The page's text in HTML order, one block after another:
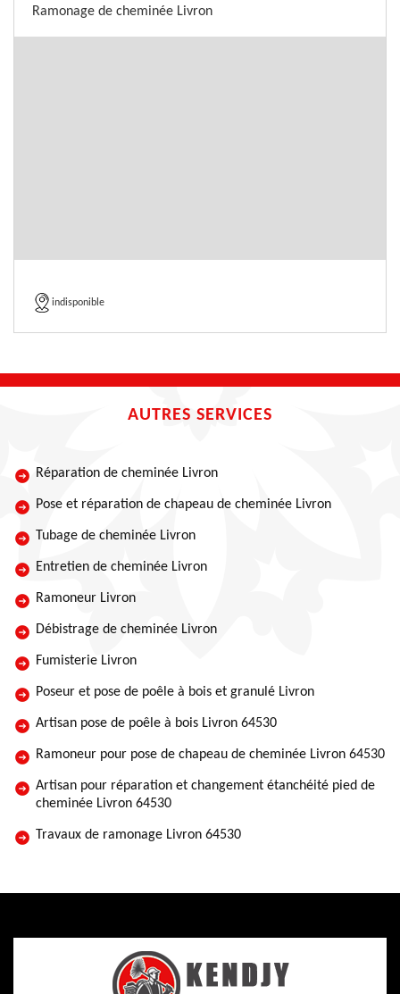
Ramonage de cheminée Livron
indisponible
AUTRES SERVICES
Réparation de cheminée Livron
Pose et réparation de chapeau de cheminée Livron
Tubage de cheminée Livron
Entretien de cheminée Livron
Ramoneur Livron
Débistrage de cheminée Livron
Fumisterie Livron
Poseur et pose de poêle à bois et granulé Livron
Artisan pose de poêle à bois Livron 64530
Ramoneur pour pose de chapeau de cheminée Livron 64530
Artisan pour réparation et changement étanchéité pied de
cheminée Livron 64530
Travaux de ramonage Livron 64530